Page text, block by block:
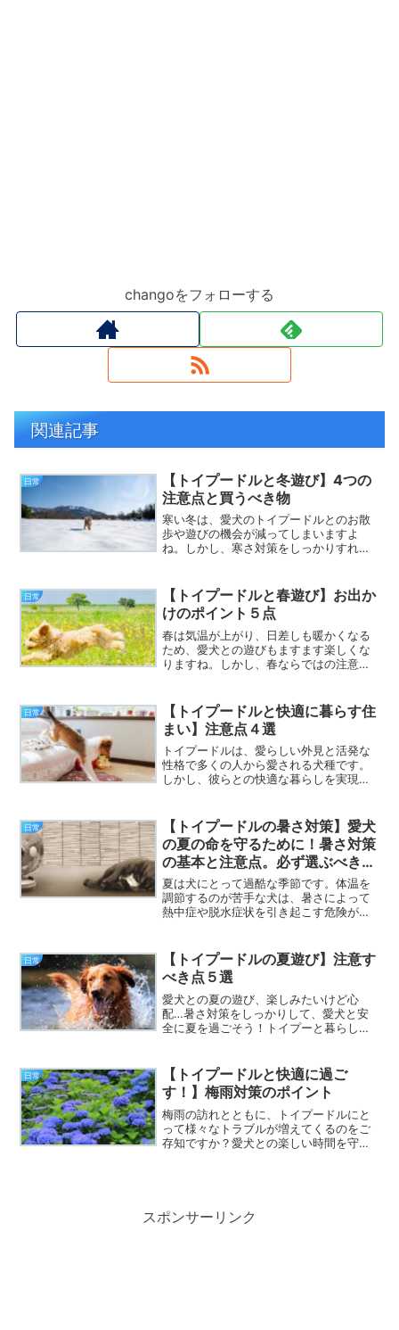
changoをフォローする
関連記事
日常
【トイプードルと冬遊び】4つの
注意点と買うべき物
寒い冬は、愛犬のトイプードルとのお散
歩や遊びの機会が減ってしまいますよ
ね。しかし、寒さ対策をしっかりすれ
の冬遊びで気を付けたい４つの注意点と
買うべき物をご紹介します。ト...
日常
【トイプードルと春遊び】お出か
けのポイント５点
春は気温が上がり、日差しも暖かくなる
ため、愛犬との遊びもますます楽しくな
りますね。しかし、春ならではの注意点
以下のポイントを押さえておきましょ
う。春のトイプードルお出か...
日常
【トイプードルと快適に暮らす住
まい】注意点４選
トイプードルは、愛らしい外見と活発な
性格で多くの人から愛される犬種です。
しかし、彼らとの快適な暮らしを実現す
と安全で幸せな暮らしを送るために、特
に注意したい場所と対策について詳しく
解説します。
日常
【トイプードルの暑さ対策】愛犬
の夏の命を守るために！暑さ対策
の基本と注意点。必ず選ぶべき４
選
夏は犬にとって過酷な季節です。体温を
調節するのが苦手な犬は、暑さによって
熱中症や脱水症状を引き起こす危険があ
ましょう。トイプードル君と暮らし始め
てはや6年。毎年夏が近づく...
日常
【トイプードルの夏遊び】注意す
べき点５選
愛犬との夏の遊び、楽しみたいけど心
配…暑さ対策をしっかりして、愛犬と安
全に夏を過ごそう！トイプーと暮らし始
は、いくつかの注意点があります。今回
は、愛犬と夏に遊ぶ時の注意...
日常
【トイプードルと快適に過ご
す！】梅雨対策のポイント
梅雨の訪れとともに、トイプードルにと
って様々なトラブルが増えてくるのをご
存知ですか？愛犬との楽しい時間を守る
スポンサーリンク